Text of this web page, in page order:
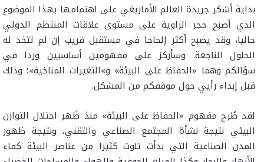
بداية أشكر جريدة العالم الأمازيغي على اهتمامها بهذا الموضوع
الذي أصبح حجر الزاوية على مستوى علاقات المنتظم الدولي
حاليا، وقد يصبح أكثر إلحاحا في مستقبل قريب إن لم تتخذ له
الحلول الناجعة. وسأركز على مفهومين أساسيين وردا في
سؤالكم وهما «الحفاظ على البيئة» و»التغيرات المناخية»؛ وذلك
قبل إبداء رأيي حول موقفكم من المشكل.
لقد طُرح مفهوم «الحفاظ على البيئة» منذ ظَهر اختلال التوازن
البيئي نتيجة نشأة المجتمع الصناعي والتقني، ونتيجة ظهور
المدن الصناعية التي بدأت تلوث كثيرا من عناصر البيئة كماء